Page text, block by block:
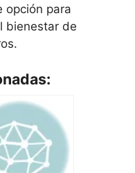
opción para
bienestar de